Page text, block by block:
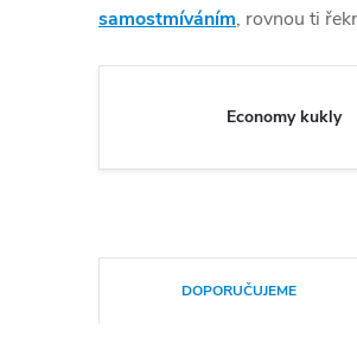
samostmíváním, rovnou ti
Economy kukly
Řazení
DOPORUČUJEME